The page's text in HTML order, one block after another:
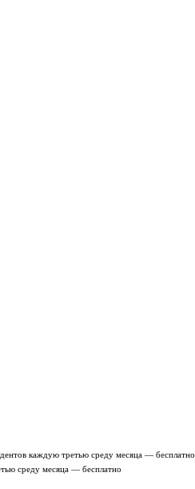
каждую третью среду месяца — бесплатно
среду месяца — бесплатно